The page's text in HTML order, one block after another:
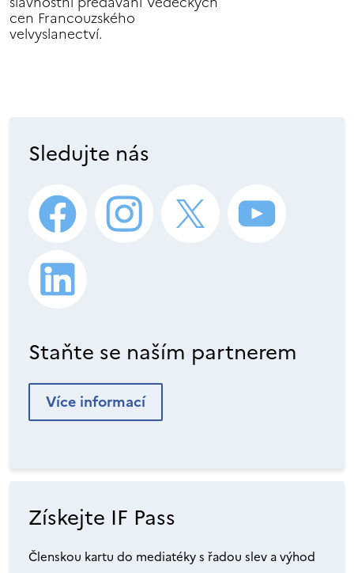
cen Francouzského
velvyslanectví.
Sledujte nás
Staňte se naším partnerem
Více informací
Získejte IF Pass
Členskou kartu do mediatéky s řadou slev a výhod